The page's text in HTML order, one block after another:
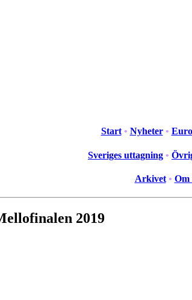
Start • Nyheter •
Sveriges uttagning •
Arkivet • Om
2019